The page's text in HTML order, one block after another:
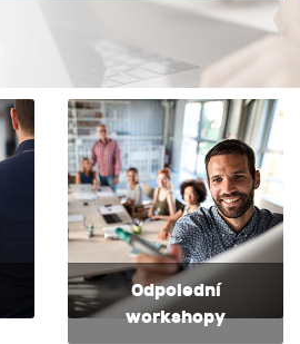
Odpolední
workshopy